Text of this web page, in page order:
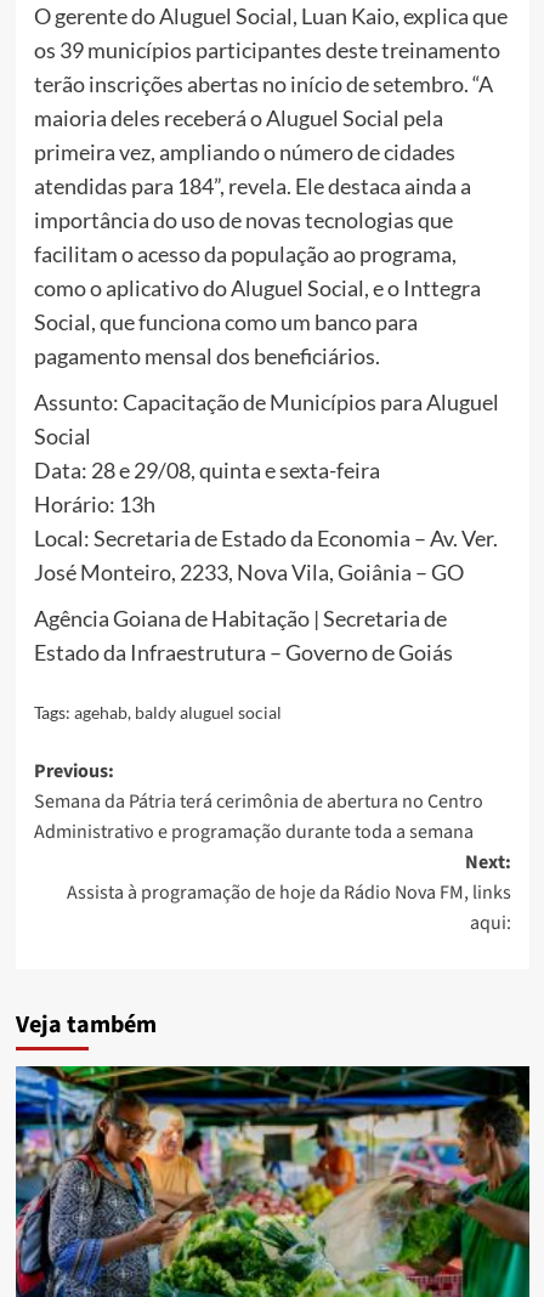
O gerente do Aluguel Social, Luan Kaio, explica que
os 39 municípios participantes deste treinamento
terão inscrições abertas no início de setembro. “A
maioria deles receberá o Aluguel Social pela
primeira vez, ampliando o número de cidades
atendidas para 184”, revela. Ele destaca ainda a
importância do uso de novas tecnologias que
facilitam o acesso da população ao programa,
como o aplicativo do Aluguel Social, e o Inttegra
Social, que funciona como um banco para
pagamento mensal dos beneficiários.
Assunto: Capacitação de Municípios para Aluguel
Social
Data: 28 e 29/08, quinta e sexta-feira
Horário: 13h
Local: Secretaria de Estado da Economia – Av. Ver.
José Monteiro, 2233, Nova Vila, Goiânia – GO
Agência Goiana de Habitação | Secretaria de
Estado da Infraestrutura – Governo de Goiás
Tags: agehab, baldy aluguel social
Post
navigation
Previous:
Semana da Pátria terá cerimônia de abertura no Centro
Administrativo e programação durante toda a semana
Next:
Assista à programação de hoje da Rádio Nova FM, links
aqui:
Veja também